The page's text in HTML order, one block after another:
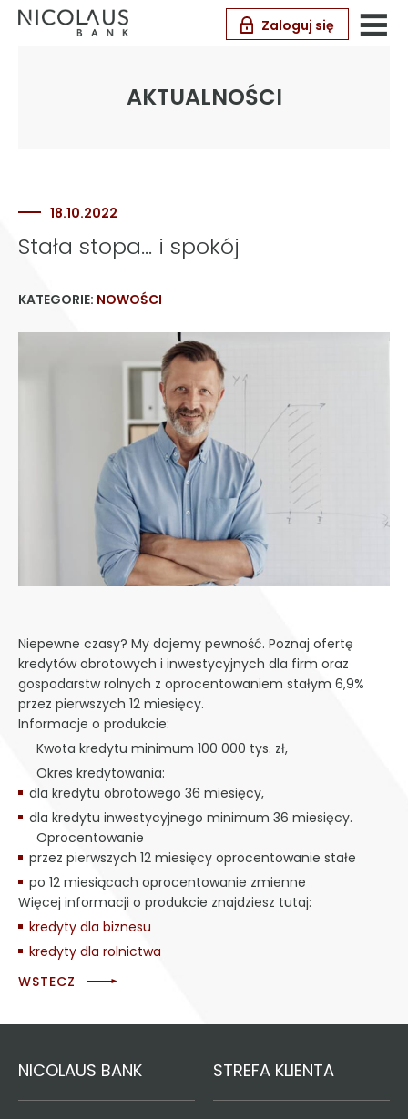
Zaloguj się
AKTUALNOŚCI
18.10.2022
Stała stopa… i spokój
KATEGORIE: NOWOŚCI
Niepewne czasy? My dajemy pewność. Poznaj ofertę
kredytów obrotowych i inwestycyjnych dla firm oraz
gospodarstw rolnych z oprocentowaniem stałym 6,9%
przez pierwszych 12 miesięcy.
Informacje o produkcie:
Kwota kredytu minimum 100 000 tys. zł,
Okres kredytowania:
dla kredytu obrotowego 36 miesięcy,
dla kredytu inwestycyjnego minimum 36 miesięcy.
Oprocentowanie
przez pierwszych 12 miesięcy oprocentowanie stałe
po 12 miesiącach oprocentowanie zmienne
Więcej informacji o produkcie znajdziesz tutaj:
kredyty dla biznesu
kredyty dla rolnictwa
WSTECZ
NICOLAUS BANK STREFA KLIENTA